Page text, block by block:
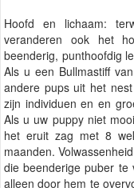
Hoofd en lichaam:
veranderen ook het
beenderig, punthoofdig
Als u een Bullmastiff
andere pups uit het
zijn individuen en en
Als u uw puppy niet
het eruit zag met 8
maanden.
die beenderige puber te
alleen door hem te